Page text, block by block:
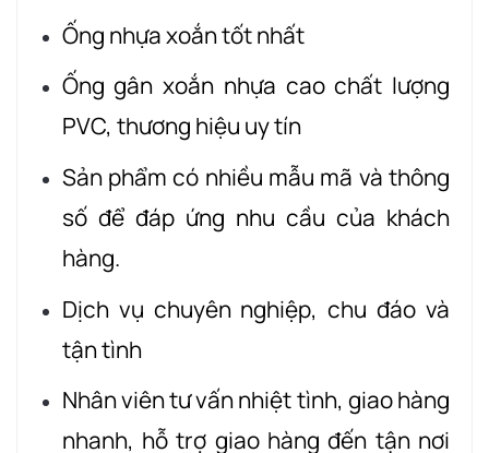
Ống nhựa xoắn tốt nhất
Ống gân xoắn nhựa cao chất lượng
PVC, thương hiệu uy tín
Sản phẩm có nhiều mẫu mã và thông
số để đáp ứng nhu cầu của khách
hàng.
Dịch vụ chuyên nghiệp, chu đáo và
tận tình
Nhân viên tư vấn nhiệt tình, giao hàng
nhanh, hỗ trợ giao hàng đến tận nơi